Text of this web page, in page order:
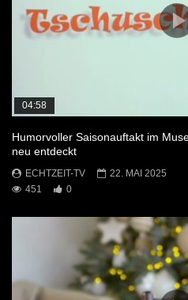
04:58
Humorvoller Saisonauftakt im
neu entdeckt
ECHTZEIT-TV
22. MAI 2025
451
0